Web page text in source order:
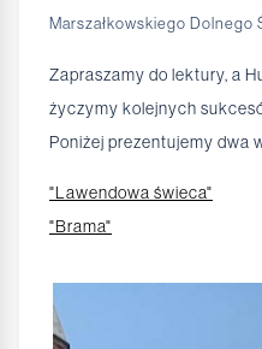
Marszałkowskiego Dolnego
Zapraszamy do lektury, a
życzymy kolejnych
Poniżej prezentujemy dwa
"Lawendowa świeca"
"Brama"